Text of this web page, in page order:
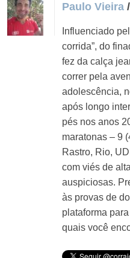
Paulo Vieira
Influenciado
corrida”, do
fez da calça
correr pela
adolescência,
após longo
pés nos anos
maratonas – 9
Rastro, Rio,
com viés de
auspiciosas.
às provas de
plataforma
quais você